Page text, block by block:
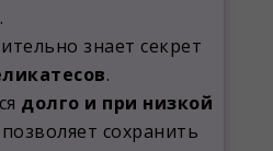
знает секрет
.
долго и при низкой
сохранить